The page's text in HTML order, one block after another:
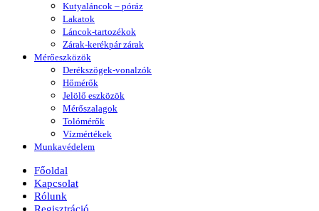
Kutyaláncok – póráz
Lakatok
Láncok-tartozékok
Zárak-kerékpár zárak
Mérőeszközök
Derékszögek-vonalzók
Hőmérők
Jelölő eszközök
Mérőszalagok
Tolómérők
Vízmértékek
Munkavédelem
Főoldal
Kapcsolat
Rólunk